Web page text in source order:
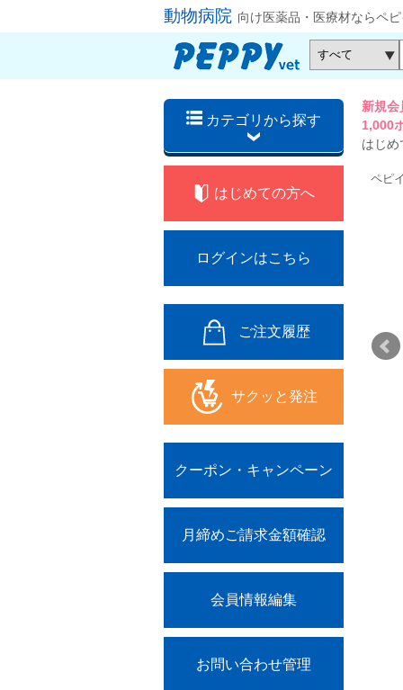
動物病院 向け医薬品・医療材ならペ
カテゴリから探す
新規
1,000
はじめ
はじめての方へ
ログインはこちら
ご注文履歴
サクッと発注
クーポン・キャンペーン
月締めご請求金額確認
会員情報編集
お問い合わせ管理
ペピ